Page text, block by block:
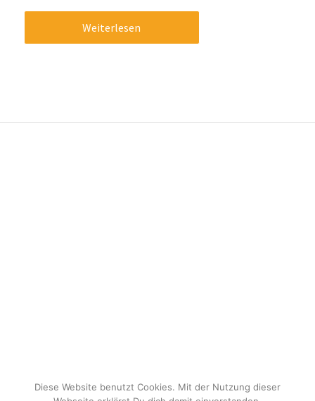
Weiterlesen
Diese Website benutzt Cookies. Mit der Nutzung dieser